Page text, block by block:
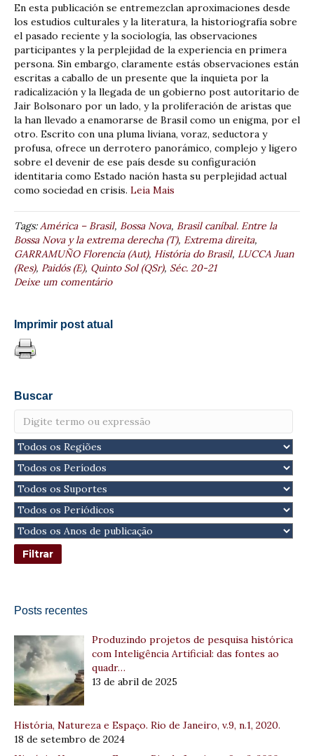
En esta publicación se entremezclan aproximaciones desde
los estudios culturales y la literatura, la historiografía sobre
el pasado reciente y la sociología, las observaciones
participantes y la perplejidad de la experiencia en primera
persona. Sin embargo, claramente estás observaciones están
escritas a caballo de un presente que la inquieta por la
radicalización y la llegada de un gobierno post autoritario de
Jair Bolsonaro por un lado, y la proliferación de aristas que
la han llevado a enamorarse de Brasil como un enigma, por el
otro. Escrito con una pluma liviana, voraz, seductora y
profusa, ofrece un derrotero panorámico, complejo y ligero
sobre el devenir de ese país desde su configuración
identitaria como Estado nación hasta su perplejidad actual
como sociedad en crisis. Leia Mais
Tags:América – Brasil, Bossa Nova, Brasil caníbal. Entre la
Bossa Nova y la extrema derecha (T), Extrema direita,
GARRAMUÑO Florencia (Aut), História do Brasil, LUCCA Juan
(Res), Paidós (E), Quinto Sol (QSr), Séc. 20-21
Deixe um comentário
Imprimir post atual
Buscar
Posts recentes
Produzindo projetos de pesquisa histórica
com Inteligência Artificial: das fontes ao
quadr…
13 de abril de 2025
História, Natureza e Espaço. Rio de Janeiro, v.9, n.1, 2020.
18 de setembro de 2024